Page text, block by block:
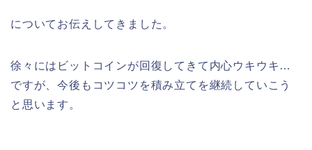
についてお伝えしてきました。
徐々にはビットコインが回復してきて内心ウキウキ…
ですが、今後もコツコツを積み立てを継続していこう
と思います。